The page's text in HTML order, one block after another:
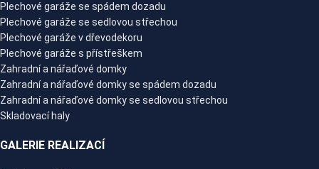
Plechové garáže se spádem dozadu
Plechové garáže se sedlovou střechou
Plechové garáže v dřevodekoru
Plechové garáže s přístřeškem
Zahradní a nářaďové domky
Zahradní a nářaďové domky se spádem dozadu
Zahradní a nářaďové domky se sedlovou střechou
Skladovací haly
GALERIE REALIZACÍ